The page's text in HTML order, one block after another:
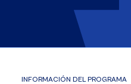
INFORMACIÓN DEL PROGRAMA